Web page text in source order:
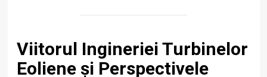
Viitorul Ingineriei Turbinelor
Eoliene și Perspectivele